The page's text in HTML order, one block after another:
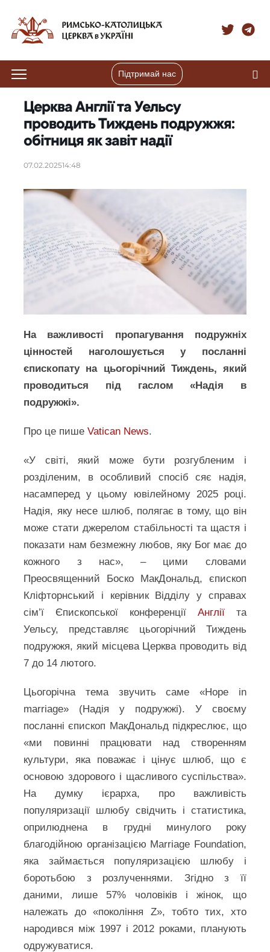
Підтримай нас
Церква Англії та Уельсу
проводить Тиждень подружжя:
обітниця як завіт надії
07.02.202514:48
На важливості пропагування подружніх
цінностей наголошується у посланні
єпископату на цьогорічний Тиждень, який
проводиться під гаслом «Надія в
подружжі».
Про це пишеVatican News.
«У світі, який може бути розгубленим і
розділеним, в особливий спосіб сяє надія,
насамперед у цьому ювілейному 2025 році.
Надія, яку несе шлюб, полягає в тому, що він
може стати джерелом стабільності та щастя і
показати нам безмежну любов, яку Бог має до
кожного з нас», – цими словами
Преосвященний Боско МакДональд, єпископ
Кліфторнський і керівник Відділу у справах
сім’ї Єпископської конференції Англіїта
Уельсу, представляє цьогорічний Тиждень
подружжя, який місцева Церква проводить від
7 до 14 лютого.
Цьогорічна тема звучить саме «Hope in
marriage» (Надія у подружжі). У своєму
посланні єпископ МакДональд підкреслює, що
«ми повинні працювати над створенням
культури, яка поважає і цінує шлюб, що є
основою здорового і щасливого суспільства».
На думку ієрарха, про важливість
популяризації шлюбу свідчить і статистика,
оприлюднена в грудні минулого року
благодійною організацією Marriage Foundation,
яка займається популяризацією шлюбу і
боротьбою з розлученнями. Згідно з її
даними, лише 57% чоловіків і жінок, що
належать до «покоління Z», тобто тих, хто
народився між 1997 і 2012 роками, планують
одружуватися.